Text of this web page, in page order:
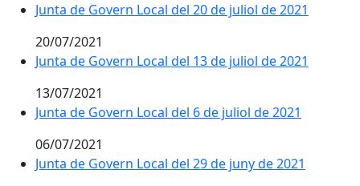
Junta de Govern Local del 20 de juliol de 2021
20/07/2021
Junta de Govern Local del 13 de juliol de 2021
13/07/2021
Junta de Govern Local del 6 de juliol de 2021
06/07/2021
Junta de Govern Local del 29 de juny de 2021